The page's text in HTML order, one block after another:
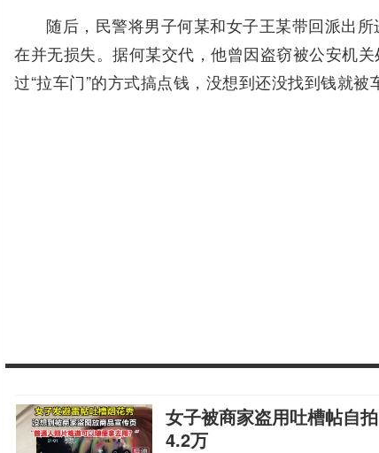
随后，民警将男子何某和女子王某带回派出
在并无损失。据何某交代，他曾因盗窃被公安机
过“拉车门”的方式搞点钱，没想到还没找到钱就被
女子被商家盗用吐槽帖自
4.2万